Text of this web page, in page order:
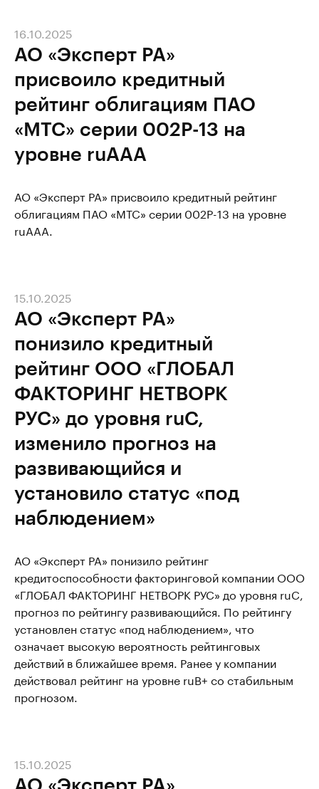
АО «Эксперт РА»
присвоило кредитный
рейтинг облигациям ПАО
«МТС» серии 002Р-13 на
уровне ruAAA
16.10.2025
АО «Эксперт РА» присвоило кредитный рейтинг
облигациям ПАО «МТС» серии 002Р-13 на уровне
ruAAA.
АО «Эксперт РА»
понизило кредитный
рейтинг ООО «ГЛОБАЛ
ФАКТОРИНГ НЕТВОРК
РУС» до уровня ruС,
изменило прогноз на
развивающийся и
установило статус «под
наблюдением»
15.10.2025
АО «Эксперт РА» понизило рейтинг
кредитоспособности факторинговой компании ООО
«ГЛОБАЛ ФАКТОРИНГ НЕТВОРК РУС» до уровня ruC,
прогноз по рейтингу развивающийся. По рейтингу
установлен статус «под наблюдением», что
означает высокую вероятность рейтинговых
действий в ближайшее время. Ранее у компании
действовал рейтинг на уровне ruB+ со стабильным
прогнозом.
АО «Эксперт РА»
15.10.2025